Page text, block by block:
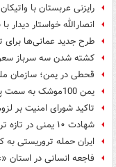
رایزنی عربستان با
انصارالله خواستار
طرح جدید عمانی‌ها
کشته شدن سه سرباز
قحطی در یمن؛ سازمان
یمن 100موشک به سمت پایگاه‌های سعودی شلیک کرد
تاکید شورای امنیت بر
شهادت ۱۰ یمنی در تازه ترین حملات عربستان
ایران حمله تروریستی به
فاجعه انسانی در استان